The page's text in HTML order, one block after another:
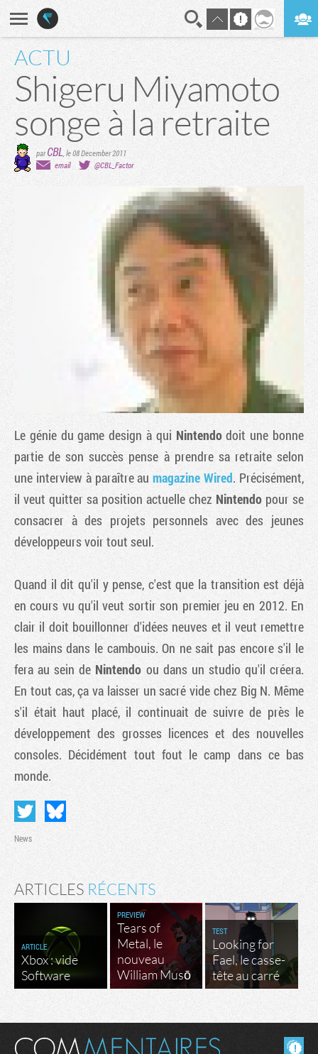
ACTU
Shigeru Miyamoto
songe à la retraite
parCBL le 08 December 2011
email
@CBL_Factor
Le génie du game design à qui Nintendodoit une bonne
partie de son succès pense à prendre sa retraite selon
une interview à paraître aumagazine Wired. Précisément,
il veut quitter sa position actuelle chez Nintendo pour se
consacrer à des projets personnels avec des jeunes
développeurs voir tout seul.
Quand il dit qu'il y pense, c'est que la transition est déjà
en cours vu qu'il veut sortir son premier jeu en 2012. En
clair il doit bouillonner d'idées neuves et il veut remettre
les mains dans le cambouis. On ne sait pas encore s'il le
fera au sein de Nintendo ou dans un studio qu'il créera.
En tout cas, ça va laisser un sacré vide chez Big N. Même
s'il était haut placé, il continuait de suivre de près le
développement des grosses licences et des nouvelles
consoles. Décidément tout fout le camp dans ce bas
monde.
News
ARTICLES RÉCENTS
ARTICLE
Xbox : vide
Software
PREVIEW
Tears of
Metal, le
nouveau
William Musō
TEST
Looking for
Fael, le casse-
tête au carré
Masquer les commentaires lus.